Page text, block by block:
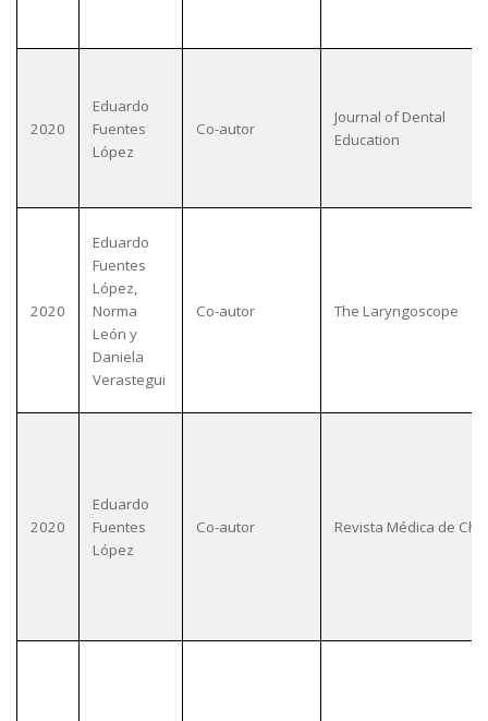
2020
Eduardo
Fuentes
López
Co-autor
Journal of Dental
Education
2020
Eduardo
Fuentes
López,
Norma
León y
Daniela
Verastegui
Co-autor The Laryngoscope
2020
Eduardo
Fuentes
López
Co-autor Revista Médica de